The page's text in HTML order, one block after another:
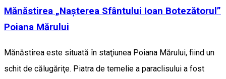
Mănăstirea „Nașterea Sfântului Ioan Botezătorul”
Poiana Mărului
Mănăstirea este situată în staţiunea Poiana Mărului, fiind un
schit de călugăriţe. Piatra de temelie a paraclisului a fost